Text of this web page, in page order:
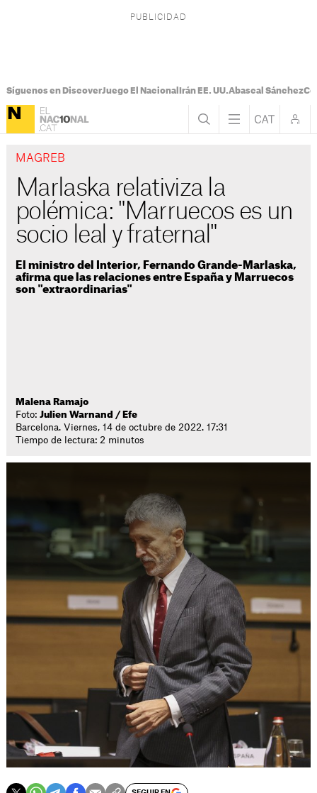
Síguenos en DiscoverJuego El Nacional Irán EE. UU.Abascal Sánchez
MAGREB
Marlaska relativiza la
polémica: "Marruecos es un
socio leal y fraternal"
El ministro del Interior, Fernando Grande-Marlaska,
afirma que las relaciones entre España y Marruecos
son "extraordinarias"
Malena Ramajo
Foto:Julien Warnand / Efe
Barcelona. Viernes, 14 de octubre de 2022. 17:31
Tiempo de lectura: 2 minutos